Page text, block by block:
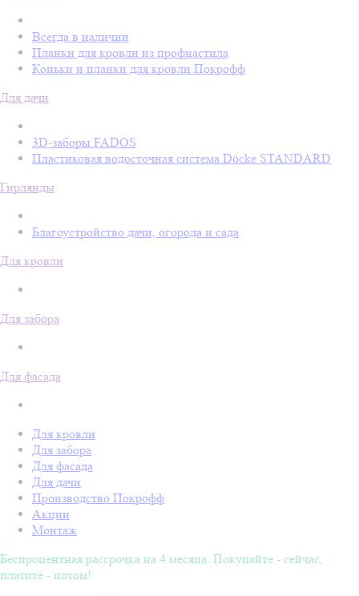
Всегда в наличии
Планки для кровли из профнастила
Коньки и планки для кровли Покрофф
Для дачи
3D-заборы FADOS
Пластиковая водосточная система Döcke STANDARD
Гирлянды
Благоустройство дачи, огорода и сада
Для кровли
Для забора
Для фасада
Для кровли
Для забора
Для фасада
Для дачи
Производство Покрофф
Акции
Монтаж
Беспроцентная рассрочка на 4 месяца. Покупайте - сейчас,
платите - потом!